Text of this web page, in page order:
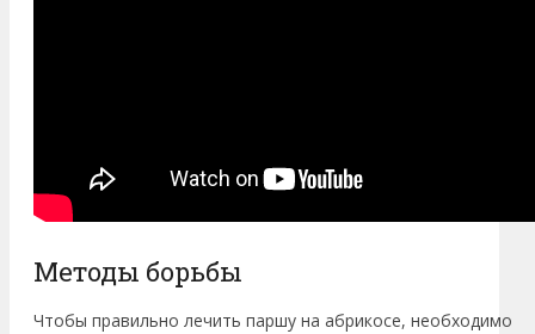
Методы борьбы
Чтобы правильно лечить паршу на абрикосе, необходимо